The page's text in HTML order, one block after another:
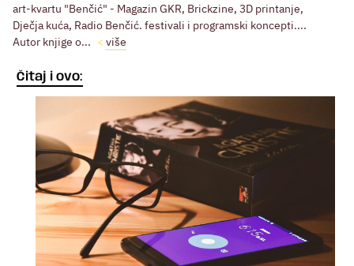
art-kvartu "Benčić" - Magazin GKR, Brickzine, 3D printanje,
Dječja kuća, Radio Benčić. festivali i programski koncepti....
Autor knjige o...
više
Čitaj i ovo: